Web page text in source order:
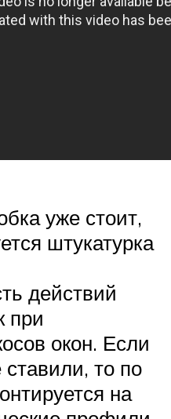
уже стоит,
штукатурка
действий
при
окон. Если
то по
на